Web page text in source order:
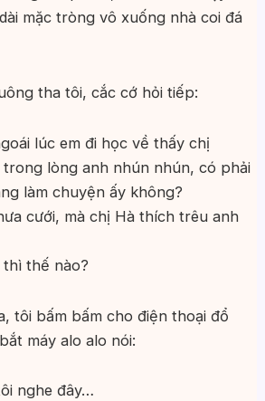
mặc tròng vô xuống nhà coi đá
tha tôi, cắc cớ hỏi tiếp:
lúc em đi học về thấy chị
lòng anh nhún nhún, có phải
làm chuyện ấy không?
cưới, mà chị Hà thích trêu anh
thế nào?
tôi bấm bấm cho điện thoại đổ
máy alo alo nói:
nghe đây…